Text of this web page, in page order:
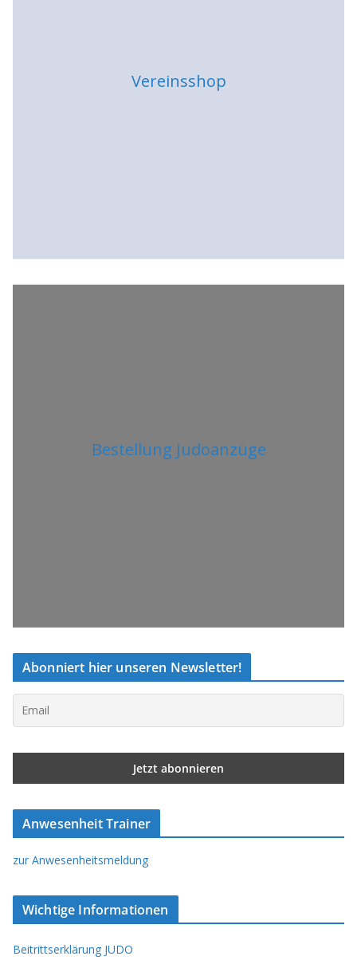
Vereinsshop
Bestellung Judoanzüge
Abonniert hier unseren Newsletter!
Anwesenheit Trainer
zur Anwesenheitsmeldung
Wichtige Informationen
Beitrittserklärung JUDO